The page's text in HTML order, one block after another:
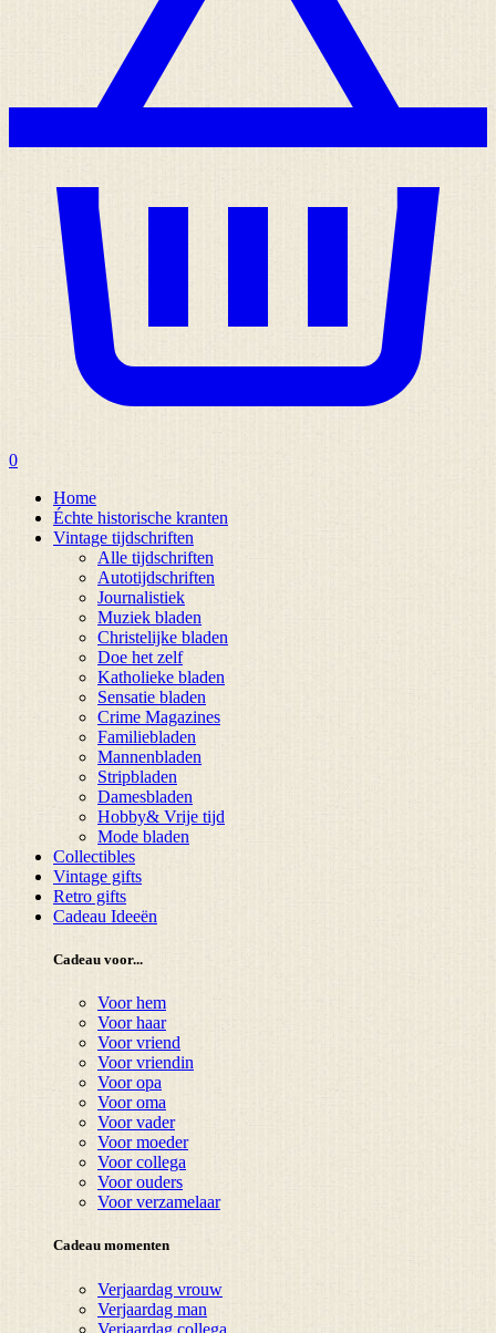
0
Home
Échte historische kranten
Vintage tijdschriften
Alle tijdschriften
Autotijdschriften
Journalistiek
Muziek bladen
Christelijke bladen
Doe het zelf
Katholieke bladen
Sensatie bladen
Crime Magazines
Familiebladen
Mannenbladen
Stripbladen
Damesbladen
Hobby& Vrije tijd
Mode bladen
Collectibles
Vintage gifts
Retro gifts
Cadeau Ideeën
Cadeau voor...
Voor hem
Voor haar
Voor vriend
Voor vriendin
Voor opa
Voor oma
Voor vader
Voor moeder
Voor collega
Voor ouders
Voor verzamelaar
Cadeau momenten
Verjaardag vrouw
Verjaardag man
Verjaardag collega